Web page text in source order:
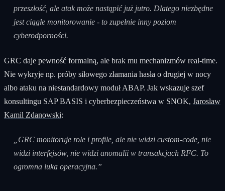
przeszłość, ale atak może nastąpić już jutro. Dlatego niezbędne
jest ciągłe monitorowanie - to zupełnie inny poziom
cyberodporności.
GRC daje pewność formalną, ale brak mu mechanizmów real‑time.
Nie wykryje np. próby siłowego złamania hasła o drugiej w nocy
albo ataku na niestandardowy moduł ABAP. Jak wskazuje szef
konsultingu SAP BASIS i cyberbezpieczeństwa w SNOK, Jaroslaw
Kamil Zdanowski:
„GRC monitoruje role i profile, ale nie widzi custom‑code, nie
widzi interfejsów, nie widzi anomalii w transakcjach RFC. To
ogromna luka operacyjna.”